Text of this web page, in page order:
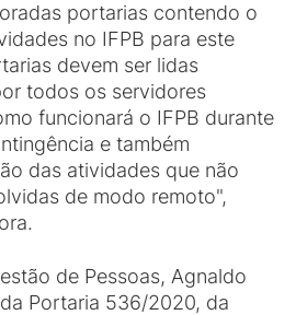
portarias contendo o
no IFPB para este
devem ser lidas
todos os servidores
funcionará o IFPB durante
e também
das atividades que não
de modo remoto",
de Pessoas, Agnaldo
Portaria 536/2020, da